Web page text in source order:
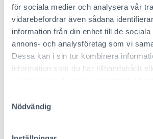
för sociala medier och analysera vår
vidarebefordrar även sådana
information från din enhet till de sociala
annons- och analysföretag som vi
Dessa kan i sin tur kombinera
information som du har tillhandahållit
Nödvändig
kamratkommunikation. På
publiceras regelbundet också
adoption.
Eventuella förändringar under
adoptionsnämnden meddelas om
graviditet, separation, allvarlig